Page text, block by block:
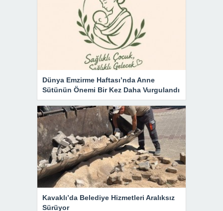
Dünya Emzirme Haftası’nda Anne
Sütünün Önemi Bir Kez Daha Vurgulandı
Kavaklı’da Belediye Hizmetleri Aralıksız
Sürüyor